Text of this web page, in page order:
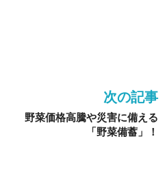
次の記事
野菜価格高騰や災害に備える
「野菜備蓄」！